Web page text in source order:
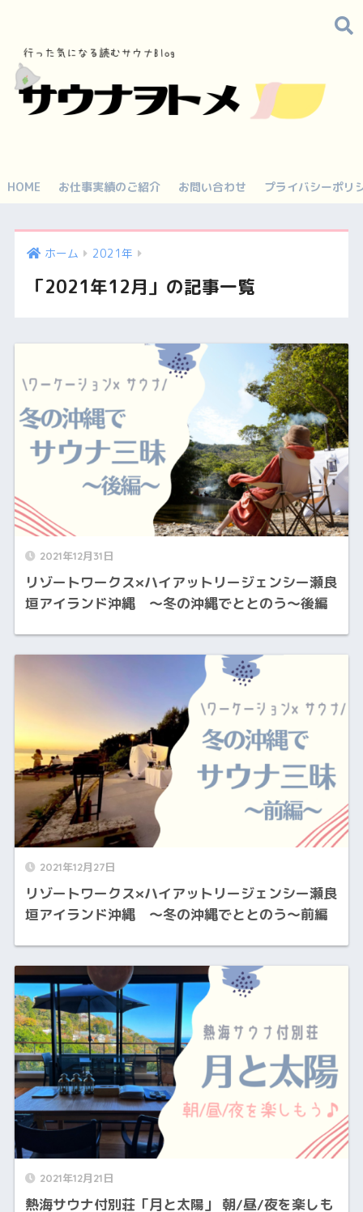
HOME お仕事実績のご紹介 お問い合わせ プライバシーポリ
ホーム 2021年
「2021年12月」の記事一覧
2021年12月31日
リゾートワークス×ハイアットリージェンシー瀬良
垣アイランド沖縄 〜冬の沖縄でととのう〜後編
2021年12月27日
リゾートワークス×ハイアットリージェンシー瀬良
垣アイランド沖縄 〜冬の沖縄でととのう〜前編
2021年12月21日
熱海サウナ付別荘「月と太陽」 朝/昼/夜を楽しも